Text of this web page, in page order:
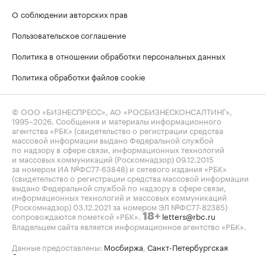
О соблюдении авторских прав
Пользовательское соглашение
Политика в отношении обработки персональных данных
Политика обработки файлов cookie
© ООО «БИЗНЕСПРЕСС», АО «РОСБИЗНЕСКОНСАЛТИНГ»,
1995–2026 . Сообщения и материалы информационного
агентства «РБК» (свидетельство о регистрации средства
массовой информации выдано Федеральной службой
по надзору в сфере связи, информационных технологий
и массовых коммуникаций (Роскомнадзор) 09.12.2015
за номером ИА №ФС77-63848) и сетевого издания «РБК»
(свидетельство о регистрации средства массовой информации
выдано Федеральной службой по надзору в сфере связи,
информационных технологий и массовых коммуникаций
(Роскомнадзор) 03.12.2021 за номером ЭЛ №ФС77-82385)
сопровождаются пометкой «РБК». 18+ letters@rbc.ru
Владельцем сайта является информационное агентство «РБК».
Данные предоставлены: Мосбиржа Санкт-Петербургская